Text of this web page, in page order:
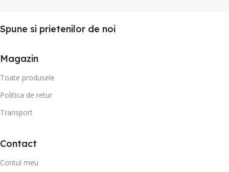
Spune si prietenilor de noi
Magazin
Toate produsele
Politica de retur
Transport
Contact
Contul meu